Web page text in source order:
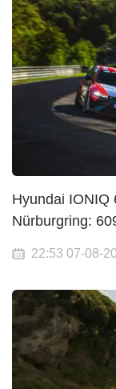
Hyundai IONIQ
Nürburgring:
22:53 07-08-